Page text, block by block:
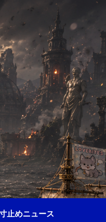
止めニュース